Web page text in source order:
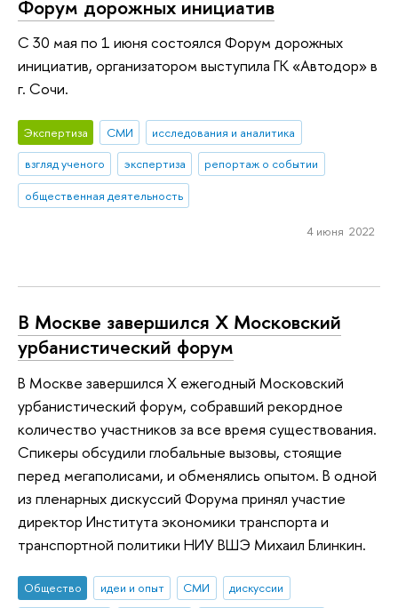
Форум дорожных инициатив
С 30 мая по 1 июня состоялся Форум дорожных
инициатив, организатором выступила ГК «Автодор» в
г. Сочи.
Экспертиза СМИ
исследования и аналитика
взгляд ученого
экспертиза
репортаж о событии
общественная деятельность
4 июня 2022
В Москве завершился X Московский
урбанистический форум
В Москве завершился X ежегодный Московский
урбанистический форум, собравший рекордное
количество участников за все время существования.
Спикеры обсудили глобальные вызовы, стоящие
перед мегаполисами, и обменялись опытом. В одной
из пленарных дискуссий Форума принял участие
директор Института экономики транспорта и
транспортной политики НИУ ВШЭ Михаил Блинкин.
Общество идеи и опыт СМИ
дискуссии